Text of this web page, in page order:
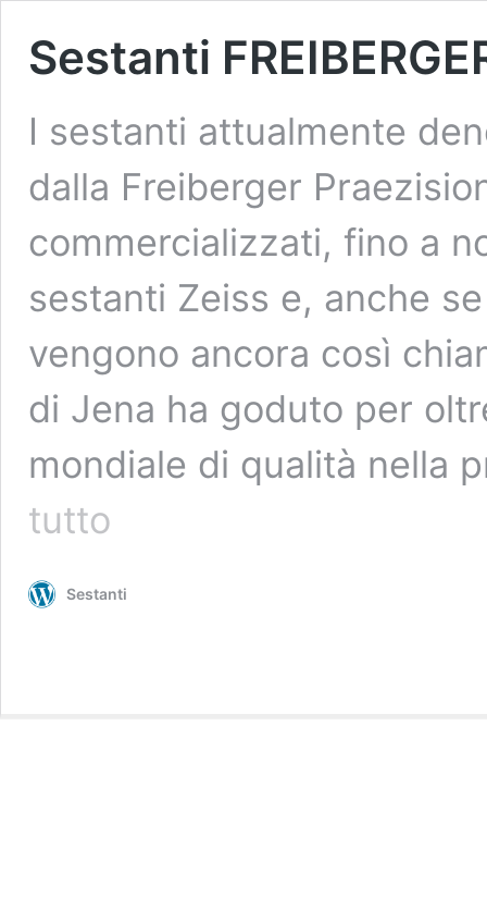
Sestanti
I sestanti attualmente
dalla Freiberger
commercializzati, fino a
sestanti Zeiss e, anche
vengono ancora così
di Jena ha goduto per
mondiale di qualità nella
tutto
Sestanti